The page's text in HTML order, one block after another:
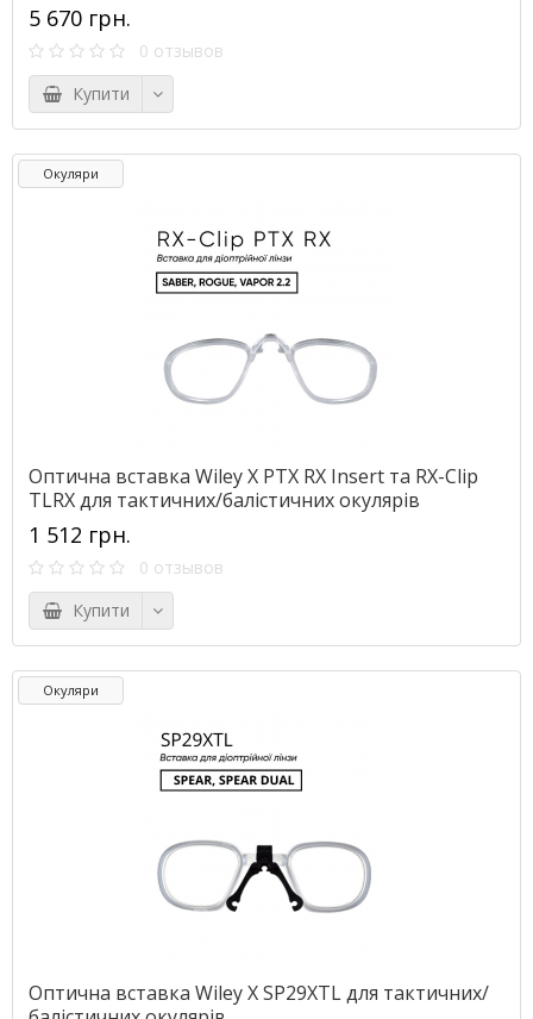
5 670 грн.
0 отзывов
Купити
Окуляри
Оптична вставка Wiley X PTX RX Insert та RX-Clip
TLRX для тактичних/балістичних окулярів
1 512 грн.
0 отзывов
Купити
Окуляри
Оптична вставка Wiley X SP29XTL для тактичних/